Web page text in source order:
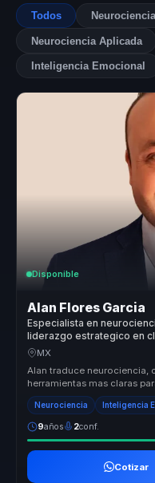
Todos Neurociencia
Neurociencia Aplicada
Inteligencia Emocional
Disponible
Alan Flores Garcia
Especialista en
liderazgo estrategico en
MX
Alan traduce neurociencia,
herramientas mas claras
criterio y tomar de...
Neurociencia Inteligencia
9años 2conf.
Cotizar